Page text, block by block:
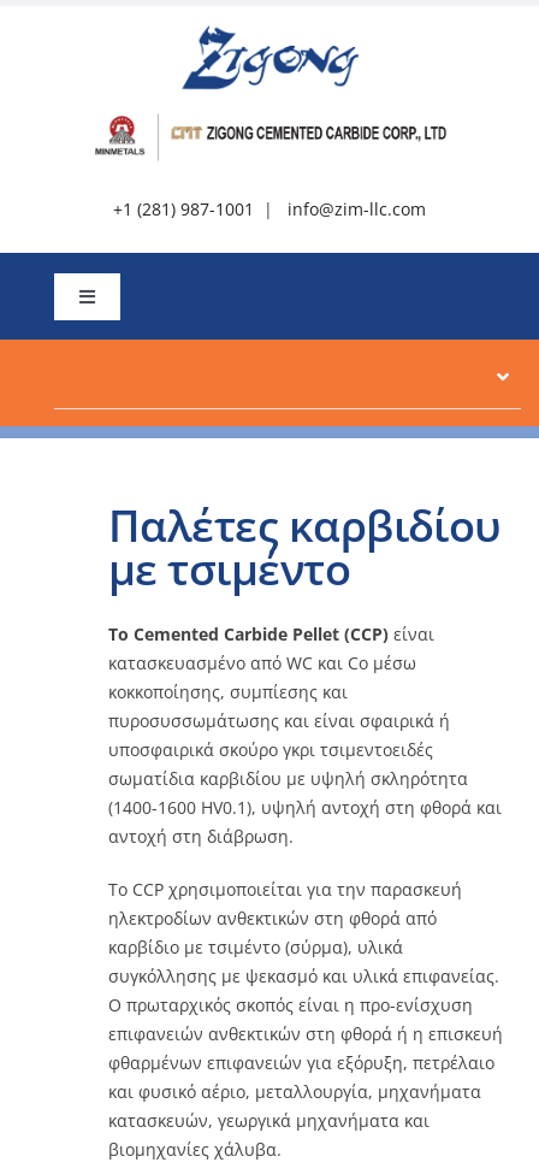
+1 (281) 987-1001 | info@zim-llc.com
Εναλλαγή
Σε σύνδεση
Παλέτες καρβιδίου
με τσιμέντο
Το Cemented Carbide Pellet (CCP) είναι
κατασκευασμένο από WC και Co μέσω
κοκκοποίησης, συμπίεσης και
πυροσυσσωμάτωσης και είναι σφαιρικά ή
υποσφαιρικά σκούρο γκρι τσιμεντοειδές
σωματίδια καρβιδίου με υψηλή σκληρότητα
(1400-1600 HV0.1), υψηλή αντοχή στη φθορά και
αντοχή στη διάβρωση.
Το CCP χρησιμοποιείται για την παρασκευή
ηλεκτροδίων ανθεκτικών στη φθορά από
καρβίδιο με τσιμέντο (σύρμα), υλικά
συγκόλλησης με ψεκασμό και υλικά επιφανείας.
Ο πρωταρχικός σκοπός είναι η προ-ενίσχυση
επιφανειών ανθεκτικών στη φθορά ή η επισκευή
φθαρμένων επιφανειών για εξόρυξη, πετρέλαιο
και φυσικό αέριο, μεταλλουργία, μηχανήματα
κατασκευών, γεωργικά μηχανήματα και
βιομηχανίες χάλυβα.